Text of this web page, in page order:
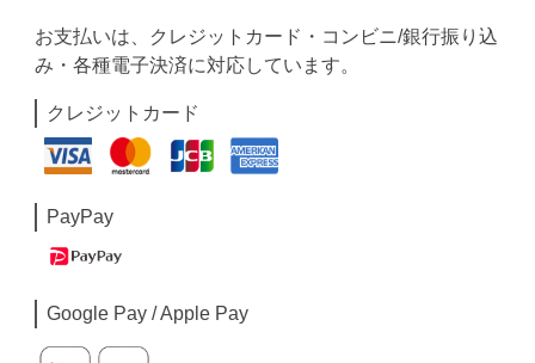
お支払いは、クレジットカード・コンビニ/銀行振り込
み・各種電子決済に対応しています。
クレジットカード
PayPay
Google Pay / Apple Pay